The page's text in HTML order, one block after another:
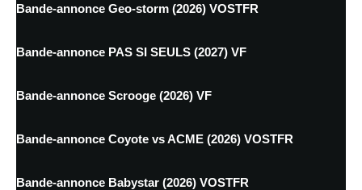
Bande-annonce Geo-storm (2026) VOSTFR
Bande-annonce PAS SI SEULS (2027) VF
Bande-annonce Scrooge (2026) VF
Bande-annonce Coyote vs ACME (2026) VOSTFR
Bande-annonce Babystar (2026) VOSTFR